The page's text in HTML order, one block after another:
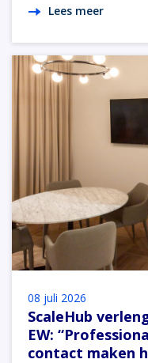
Lees meer
08 juli 2026
ScaleHub
EW:
contact maken